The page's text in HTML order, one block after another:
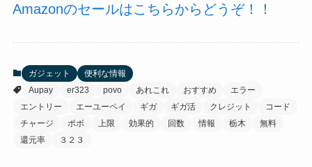
Amazonのセールはこちらからどうぞ！！
ガジェット
便利な情報
Aupay
er323 povo あれこれ おすすめ
エラー
エントリー
エーユーペイ ギガ ギガ活 クレジット
コード
チャージ
ポボ 上限 効果的 回数 情報 栃木
無料
還元率
３２３